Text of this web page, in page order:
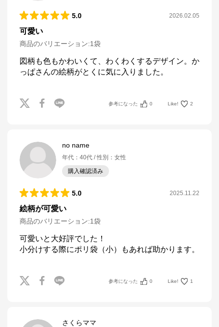
5.0 2026.02.05
可愛い
商品のバリエーション:1袋
図柄も色もかわいくて、わくわくするデザイン。か
っぱさんの絵柄がとくに気に入りました。
参考になった 0 Like! 2
no name
年代 ： 40代 性別 ： 女性
購入確認済み
5.0 2025.11.22
絵柄が可愛い
商品のバリエーション:1袋
可愛いと大好評でした！
小分けする際にポリ袋（小）もあれば助かります。
参考になった 0 Like! 1
さくらママ